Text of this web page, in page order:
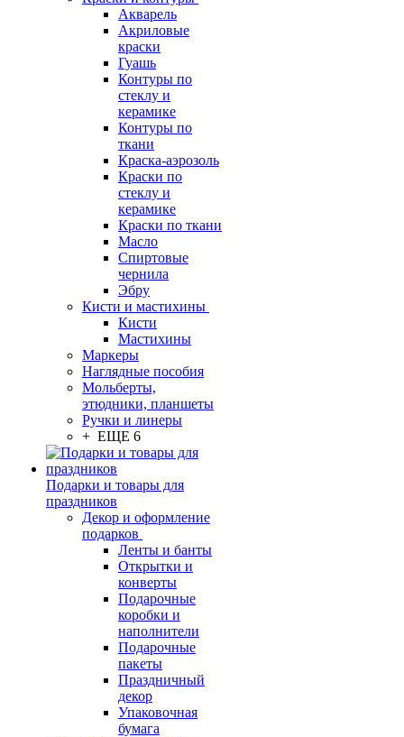
Акварель
Акриловые
краски
Гуашь
Контуры по
стеклу и
керамике
Контуры по
ткани
Краска-аэрозоль
Краски по
стеклу и
керамике
Краски по ткани
Масло
Спиртовые
чернила
Эбру
Кисти и мастихины
Кисти
Мастихины
Маркеры
Наглядные пособия
Мольберты,
этюдники, планшеты
Ручки и линеры
+ ЕЩЕ 6
Подарки и товары для
праздников
Декор и оформление
подарков
Ленты и банты
Открытки и
конверты
Подарочные
коробки и
наполнители
Подарочные
пакеты
Праздничный
декор
Упаковочная
бумага